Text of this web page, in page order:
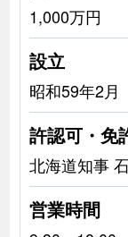
1,000万円
設立
昭和59年2月
許認可・免
北海道知事
営業時間